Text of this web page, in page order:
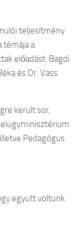
és eszközök
teljesítmény
témája a
előadást: Bagdi
és Dr. Vass
került sor,
Pedagógus
együtt voltunk.